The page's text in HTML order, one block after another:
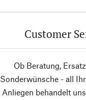
Customer
Ob Beratung,
Sonderwünsche - all
Anliegen behandelt